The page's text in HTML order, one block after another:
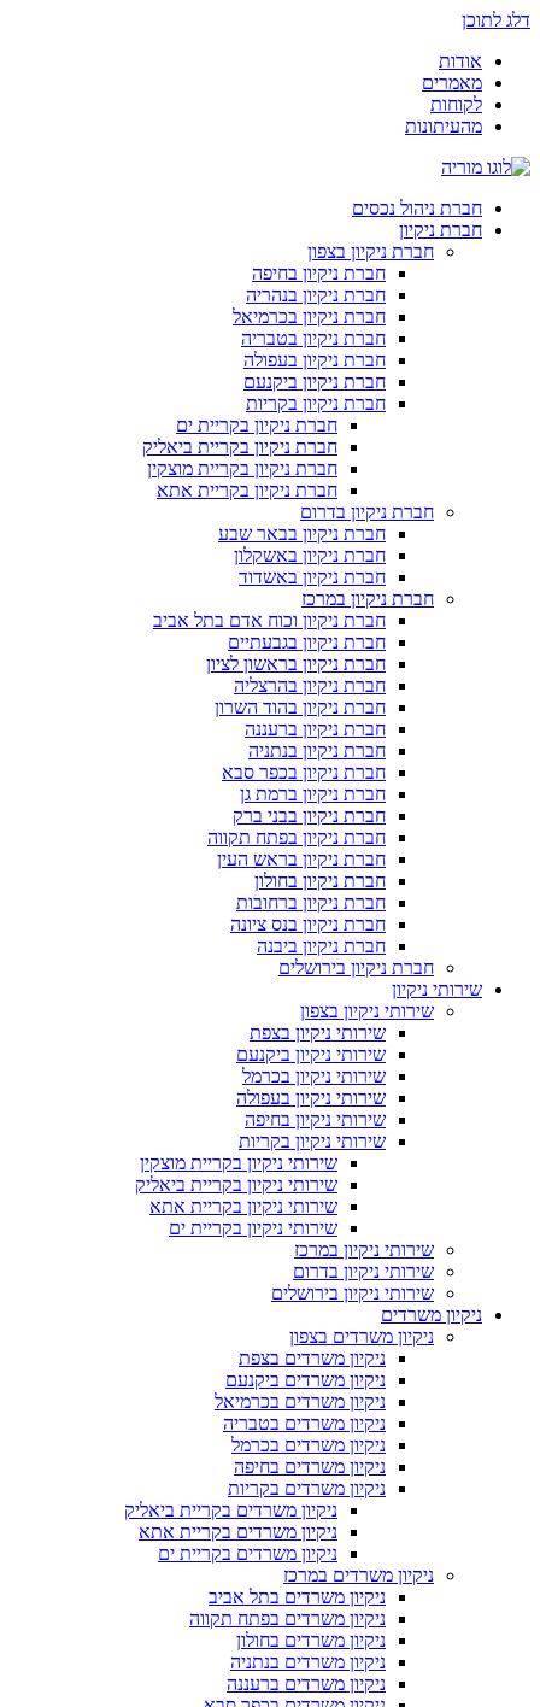
דלג לתוכן
אודות
מאמרים
לקוחות
מהעיתונות
חברת ניהול נכסים
חברת ניקיון
חברת ניקיון בצפון
חברת ניקיון בחיפה
חברת ניקיון בנהריה
חברת ניקיון בכרמיאל
חברת ניקיון בטבריה
חברת ניקיון בעפולה
חברת ניקיון ביקנעם
חברת ניקיון בקריות
חברת ניקיון בקריית ים
חברת ניקיון בקריית ביאליק
חברת ניקיון בקריית מוצקין
חברת ניקיון בקריית אתא
חברת ניקיון בדרום
חברת ניקיון בבאר שבע
חברת ניקיון באשקלון
חברת ניקיון באשדוד
חברת ניקיון במרכז
חברת ניקיון וכוח אדם בתל אביב
חברת ניקיון בגבעתיים
חברת ניקיון בראשון לציון
חברת ניקיון בהרצליה
חברת ניקיון בהוד השרון
חברת ניקיון ברעננה
חברת ניקיון בנתניה
חברת ניקיון בכפר סבא
חברת ניקיון ברמת גן
חברת ניקיון בבני ברק
חברת ניקיון בפתח תקווה
חברת ניקיון בראש העין
חברת ניקיון בחולון
חברת ניקיון ברחובות
חברת ניקיון בנס ציונה
חברת ניקיון ביבנה
חברת ניקיון בירושלים
שירותי ניקיון
שירותי ניקיון בצפון
שירותי ניקיון בצפת
שירותי ניקיון ביקנעם
שירותי ניקיון בכרמל
שירותי ניקיון בעפולה
שירותי ניקיון בחיפה
שירותי ניקיון בקריות
שירותי ניקיון בקריית מוצקין
שירותי ניקיון בקריית ביאליק
שירותי ניקיון בקריית אתא
שירותי ניקיון בקריית ים
שירותי ניקיון במרכז
שירותי ניקיון בדרום
שירותי ניקיון בירושלים
ניקיון משרדים
ניקיון משרדים בצפון
ניקיון משרדים בצפת
ניקיון משרדים ביקנעם
ניקיון משרדים בכרמיאל
ניקיון משרדים בטבריה
ניקיון משרדים בכרמל
ניקיון משרדים בחיפה
ניקיון משרדים בקריות
ניקיון משרדים בקריית ביאליק
ניקיון משרדים בקריית אתא
ניקיון משרדים בקריית ים
ניקיון משרדים במרכז
ניקיון משרדים בתל אביב
ניקיון משרדים בפתח תקווה
ניקיון משרדים בחולון
ניקיון משרדים בנתניה
ניקיון משרדים ברעננה